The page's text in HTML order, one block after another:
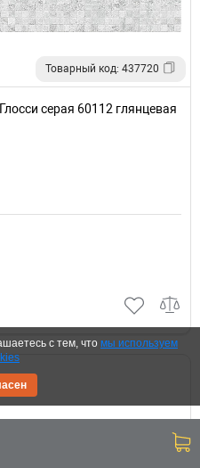
Товарный код: 437720
серая 60112 глянцевая
с тем, что мы используем